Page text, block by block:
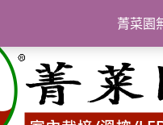
菁菜園